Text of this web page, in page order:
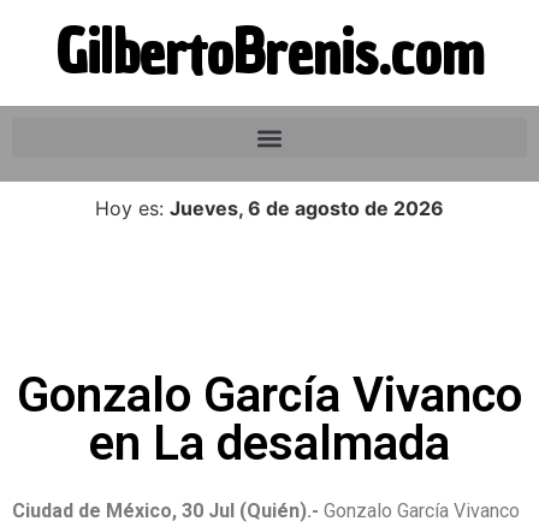
GilbertoBrenis.com
Hoy es: Jueves, 6 de agosto de 2026
Gonzalo García Vivanco
en La desalmada
Ciudad de México, 30 Jul (Quién).- Gonzalo García Vivanco